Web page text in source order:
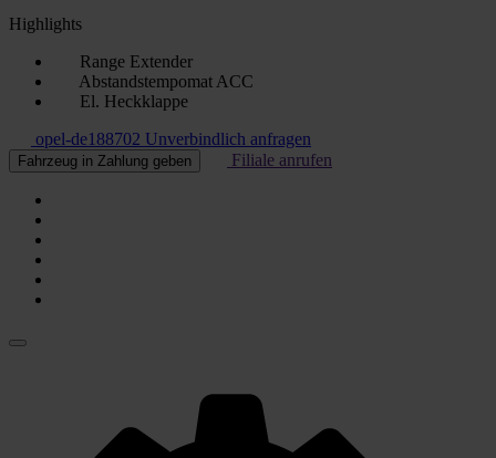
Highlights
Range Extender
Abstandstempomat ACC
El. Heckklappe
opel-de188702 Unverbindlich anfragen
Fahrzeug in Zahlung geben Filiale anrufen